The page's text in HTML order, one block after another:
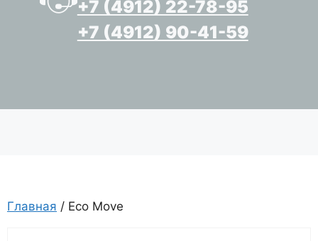
+7 (4912) 22-78-95
+7 (4912) 90-41-59
Главная / Eco Move